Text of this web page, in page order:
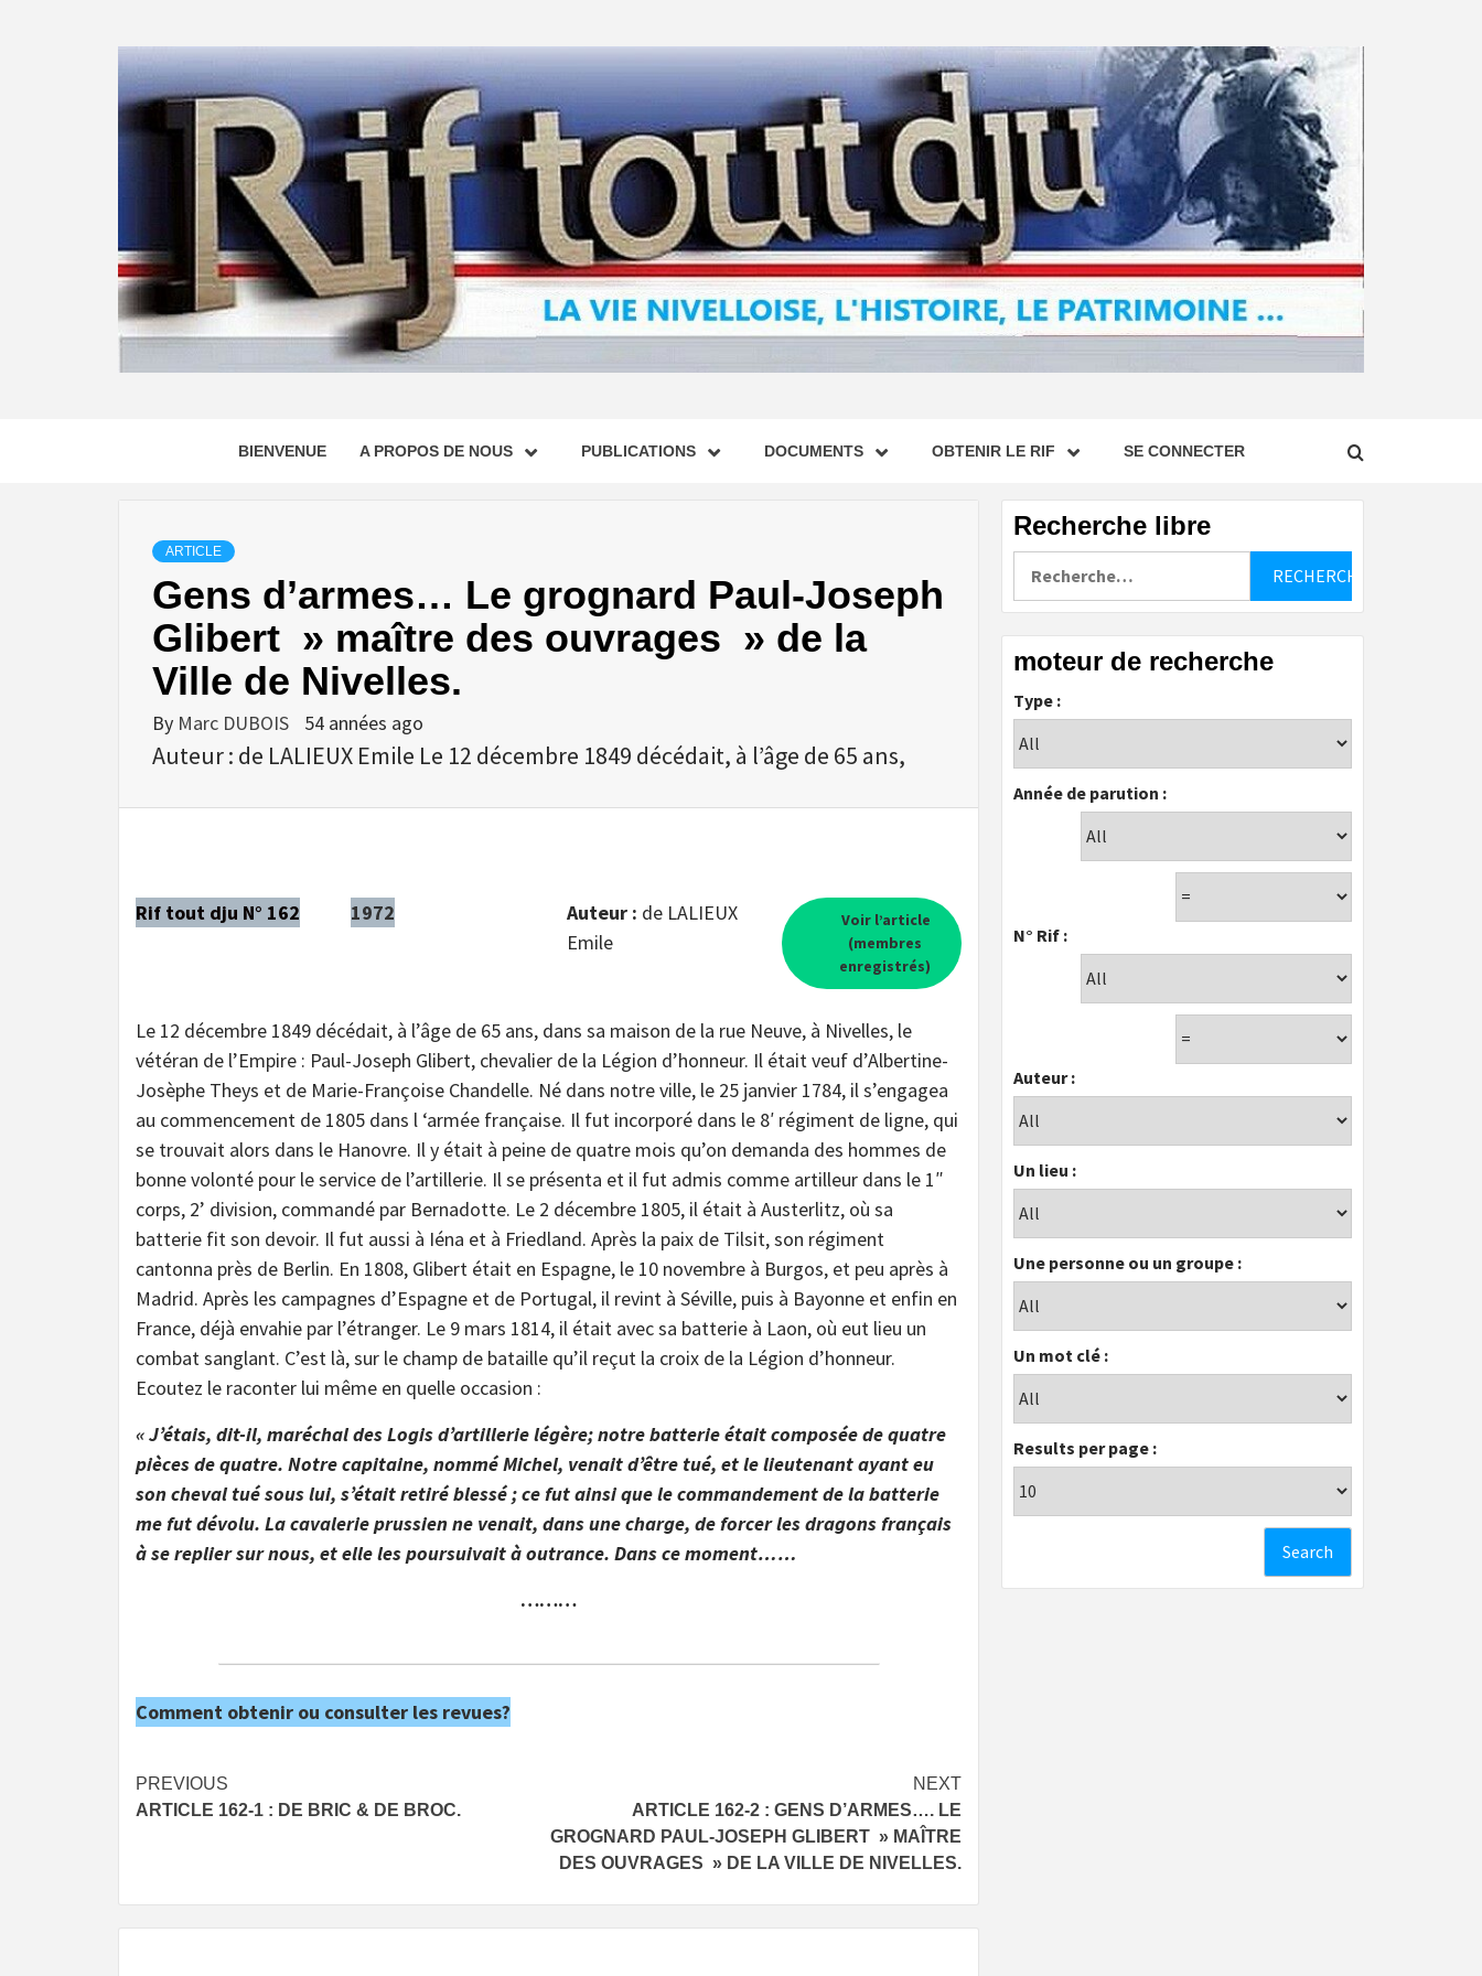
BIENVENUE A PROPOS DE NOUS PUBLICATIONS DOCUMENTS OBTENIR LE RIF SE CONNECTER
ARTICLE
Gens d’armes… Le grognard Paul-Joseph
Glibert » maître des ouvrages » de la
Ville de Nivelles.
By Marc DUBOIS 54 années ago
Auteur : de LALIEUX Emile Le 12 décembre 1849 décédait, à l’âge de 65 ans,
Rif tout dju N° 162 1972 Auteur : de LALIEUX
Emile
Voir l’article
(membres
enregistrés)
Le 12 décembre 1849 décédait, à l’âge de 65 ans, dans sa maison de la rue Neuve, à Nivelles, le
vétéran de l’Empire : Paul-Joseph Glibert, chevalier de la Légion d’honneur. Il était veuf d’Albertine-
Josèphe Theys et de Marie-Françoise Chandelle. Né dans notre ville, le 25 janvier 1784, il s’engagea
au commencement de 1805 dans l ‘armée française. Il fut incorporé dans le 8′ régiment de ligne, qui
se trouvait alors dans le Hanovre. Il y était à peine de quatre mois qu’on demanda des hommes de
bonne volonté pour le service de l’artillerie. Il se présenta et il fut admis comme artilleur dans le 1″
corps, 2’ division, commandé par Bernadotte. Le 2 décembre 1805, il était à Austerlitz, où sa
batterie fit son devoir. Il fut aussi à Iéna et à Friedland. Après la paix de Tilsit, son régiment
cantonna près de Berlin. En 1808, Glibert était en Espagne, le 10 novembre à Burgos, et peu après à
Madrid. Après les campagnes d’Espagne et de Portugal, il revint à Séville, puis à Bayonne et enfin en
France, déjà envahie par l’étranger. Le 9 mars 1814, il était avec sa batterie à Laon, où eut lieu un
combat sanglant. C’est là, sur le champ de bataille qu’il reçut la croix de la Légion d’honneur.
Ecoutez le raconter lui même en quelle occasion :
« J’étais, dit-il, maréchal des Logis d’artillerie légère; notre batterie était composée de quatre
pièces de quatre. Notre capitaine, nommé Michel, venait d’être tué, et le lieutenant ayant eu
son cheval tué sous lui, s’était retiré blessé ; ce fut ainsi que le commandement de la batterie
me fut dévolu. La cavalerie prussien ne venait, dans une charge, de forcer les dragons français
à se replier sur nous, et elle les poursuivait à outrance. Dans ce moment……
………
Comment obtenir ou consulter les revues?
Post
navigation
PREVIOUS
ARTICLE 162-1 : DE BRIC & DE BROC.
NEXT
ARTICLE 162-2 : GENS D’ARMES…. LE
GROGNARD PAUL-JOSEPH GLIBERT » MAÎTRE
DES OUVRAGES » DE LA VILLE DE NIVELLES.
Recherche libre
moteur de recherche
Type :
Année de parution :
N° Rif :
Auteur :
Un lieu :
Une personne ou un groupe :
Un mot clé :
Results per page :